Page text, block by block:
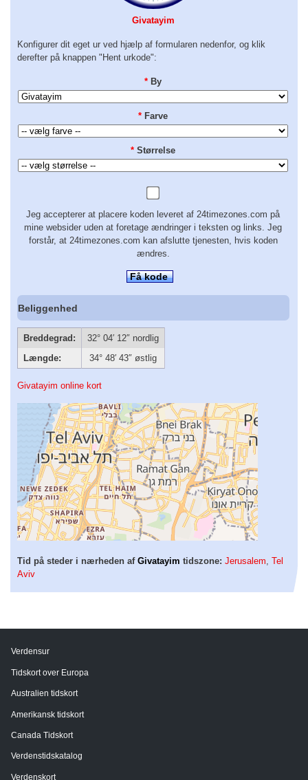
Givatayim
Konfigurer dit eget ur ved hjælp af formularen nedenfor, og klik
derefter på knappen "Hent urkode":
* By
* Farve
* Størrelse
Jeg accepterer at placere koden leveret af 24timezones.com på
mine websider uden at foretage ændringer i teksten og links. Jeg
forstår, at 24timezones.com kan afslutte tjenesten, hvis koden
ændres.
Få kode
Beliggenhed
Breddegrad:
32° 04′ 12″ nordlig
Længde:
34° 48′ 43″ østlig
Givatayim online kort
Tid på steder i nærheden af Givatayim tidszone: Jerusalem Tel
Aviv
Verdensur
Tidskort over Europa
Australien tidskort
Amerikansk tidskort
Canada Tidskort
Verdenstidskatalog
Verdenskort